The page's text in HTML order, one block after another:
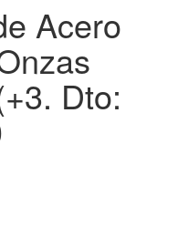
Acero
Dto: